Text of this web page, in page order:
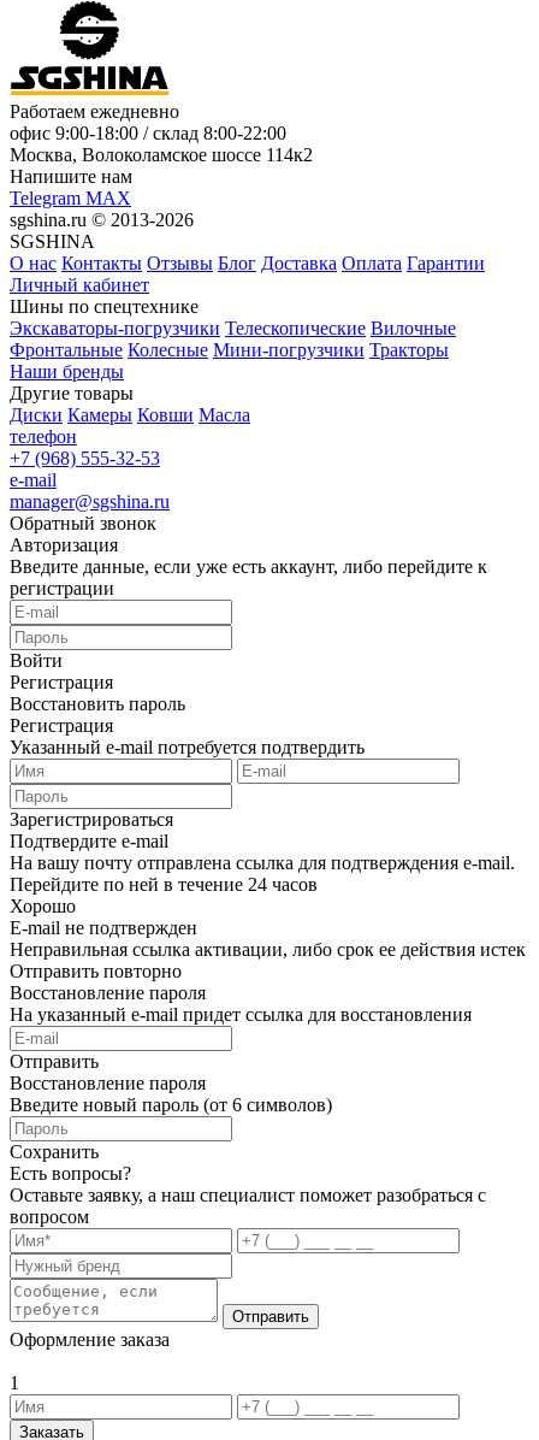
Работаем ежедневно
офис 9:00-18:00 / склад 8:00-22:00
Москва, Волоколамское шоссе 114к2
Напишите нам
Telegram MAX
sgshina.ru © 2013-2026
SGSHINA
О нас Контакты Отзывы Блог Доставка Оплата Гарантии
Личный кабинет
Шины по спецтехнике
Экскаваторы-погрузчики Телескопические Вилочные
Фронтальные Колесные Мини-погрузчики Тракторы
Наши бренды
Другие товары
Диски Камеры Ковши Масла
телефон
+7 (968) 555-32-53
e-mail
manager@sgshina.ru
Обратный звонок
Авторизация
Введите данные, если уже есть аккаунт, либо перейдите к
регистрации
Войти
Регистрация
Восстановить пароль
Регистрация
Указанный e-mail потребуется подтвердить
Зарегистрироваться
Подтвердите e-mail
На вашу почту отправлена ссылка для подтверждения e-mail.
Перейдите по ней в течение 24 часов
Хорошо
E-mail не подтвержден
Неправильная ссылка активации, либо срок ее действия истек
Отправить повторно
Восстановление пароля
На указанный e-mail придет ссылка для восстановления
Отправить
Восстановление пароля
Введите новый пароль (от 6 символов)
Сохранить
Есть вопросы?
Оставьте заявку, а наш специалист поможет разобраться с
вопросом
Отправить
Оформление заказа
1
Заказать